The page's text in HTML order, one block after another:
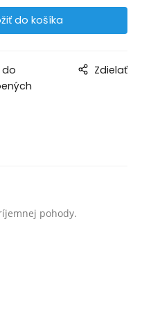
do
Zdielať
pohody.